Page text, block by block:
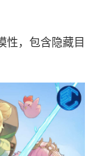
性，包含隐藏目